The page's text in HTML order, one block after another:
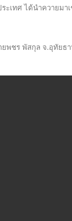
ะเทศ ได้นำควายมา
พชร พัสกุล จ.อุทัยธ